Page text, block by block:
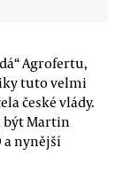
Agrofertu,
tuto velmi
české vlády.
být Martin
a nynější